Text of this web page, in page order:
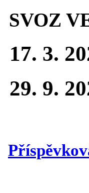
SVOZ
17. 3.
29. 9.